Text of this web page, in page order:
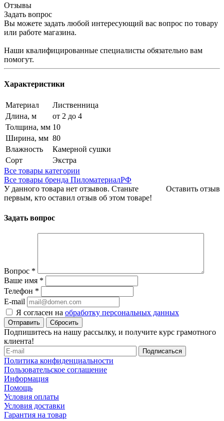
Отзывы
Задать вопрос
Вы можете задать любой интересующий вас вопрос по товару
или работе магазина.
Наши квалифицированные специалисты обязательно вам
помогут.
Характеристики
Материал
Лиственница
Длина, м
от 2 до 4
Толщина, мм 10
Ширина, мм 80
Влажность
Камерной сушки
Сорт
Экстра
Все товары категории
Все товары бренда ПиломатериалРФ
Оставить отзыв
У данного товара нет отзывов. Станьте
первым, кто оставил отзыв об этом товаре!
Задать вопрос
Вопрос *
Ваше имя *
Телефон *
E-mail
Я согласен на обработку персональных данных
Сбросить
Подпишитесь на нашу рассылку, и получите курс грамотного
клиента!
Политика конфиденциальности
Пользовательское соглашение
Информация
Помощь
Условия оплаты
Условия доставки
Гарантия на товар